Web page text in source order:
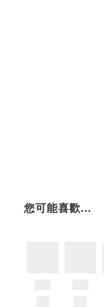
您可能喜歡...